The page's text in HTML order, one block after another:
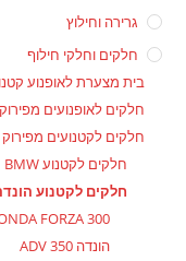
גרירה וחילוץ
חלקים וחלקי חילוף
בית מצערת לאופנוע קטנוע
חלקים לאופנועים מפירוק
חלקים לקטנועים מפירוק
חלקים לקטנוע BMW
חלקים לקטנוע הונדה
HONDA FORZA 300
הונדה ADV 350